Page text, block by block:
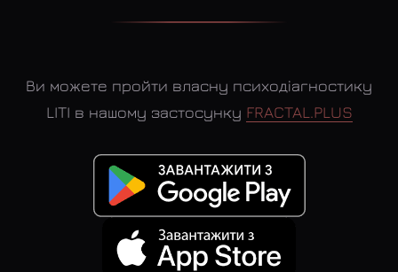
Ви можете пройти власну психодіагностику
LITI в нашому застосунку FRACTAL.PLUS